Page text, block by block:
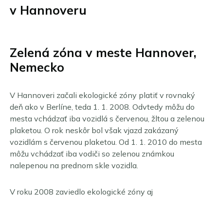
v Hannoveru
Zelená zóna v meste Hannover,
Nemecko
V Hannoveri začali ekologické zóny platiť v rovnaký
deň ako v Berlíne, teda 1. 1. 2008. Odvtedy môžu do
mesta vchádzať iba vozidlá s červenou, žltou a zelenou
plaketou. O rok neskôr bol však vjazd zakázaný
vozidlám s červenou plaketou. Od 1. 1. 2010 do mesta
môžu vchádzať iba vodiči so zelenou známkou
nalepenou na prednom skle vozidla.
V roku 2008 zaviedlo ekologické zóny aj